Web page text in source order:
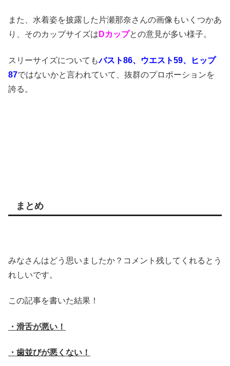
また、水着姿を披露した片瀬那奈さんの画像もいくつかあ
り、そのカップサイズは Dカップとの意見が多い様子。
スリーサイズについてもバスト86、ウエスト59、ヒップ
87ではないかと言われていて、抜群のプロポーションを
誇る。
まとめ
みなさんはどう思いましたか？コメント残してくれるとう
れしいです。
この記事を書いた結果！
・滑舌が悪い！
・歯並びが悪くない！